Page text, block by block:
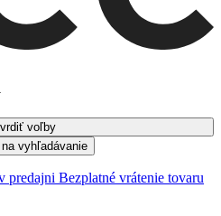
voľby
vyhľadávanie
predajni Bezplatné vrátenie tovaru